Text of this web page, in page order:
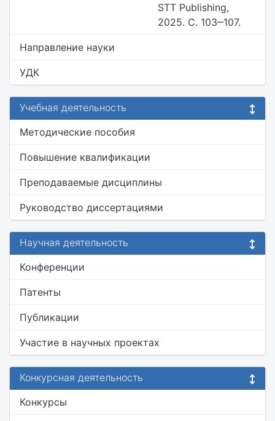
STT Publishing,
2025. С. 103‒107.
Направление науки
УДК
Учебная деятельность
Методические пособия
Повышение квалификации
Преподаваемые дисциплины
Руководство диссертациями
Научная деятельность
Конференции
Патенты
Публикации
Участие в научных проектах
Конкурсная деятельность
Конкурсы